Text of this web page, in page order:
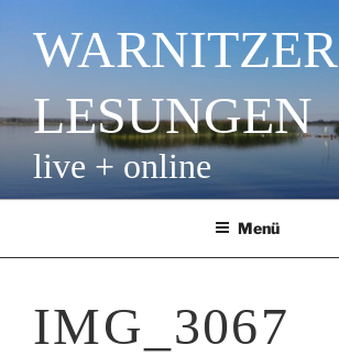
Inhalt
springenWARNITZER
LESUNGEN
live + online
Menü
IMG_3067